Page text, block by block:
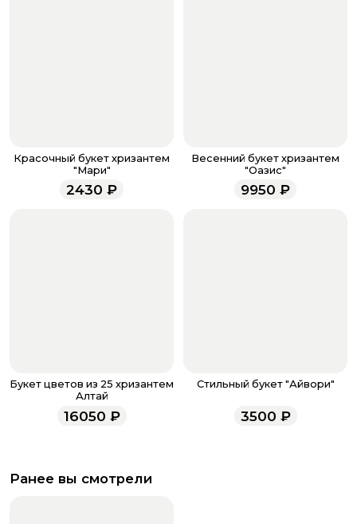
звоните по номеру телефона
8 (927) 936-71-86
напишите WhatsApp
+7 937 333-66-53. Наши
менеджеры работают ежедневно с 9.00 до 23.00 и
всегда рады проконсультировать вас.
Красочный букет хризантем
"Мари"
2430 ₽
Весенний букет хризантем
"Оазис"
9950 ₽
Букет цветов из 25 хризантем
Алтай
16050 ₽
Стильный букет "Айвори"
3500 ₽
Ранее вы смотрели